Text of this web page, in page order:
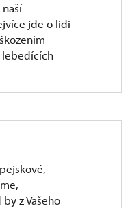
jde o lidi
z Vašeho